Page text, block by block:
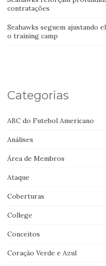
contratações
Seahawks seguem ajustando
o training camp
Categorias
ABC do Futebol Americano
Análises
Área de Membros
Ataque
Coberturas
College
Conceitos
Coração Verde e Azul